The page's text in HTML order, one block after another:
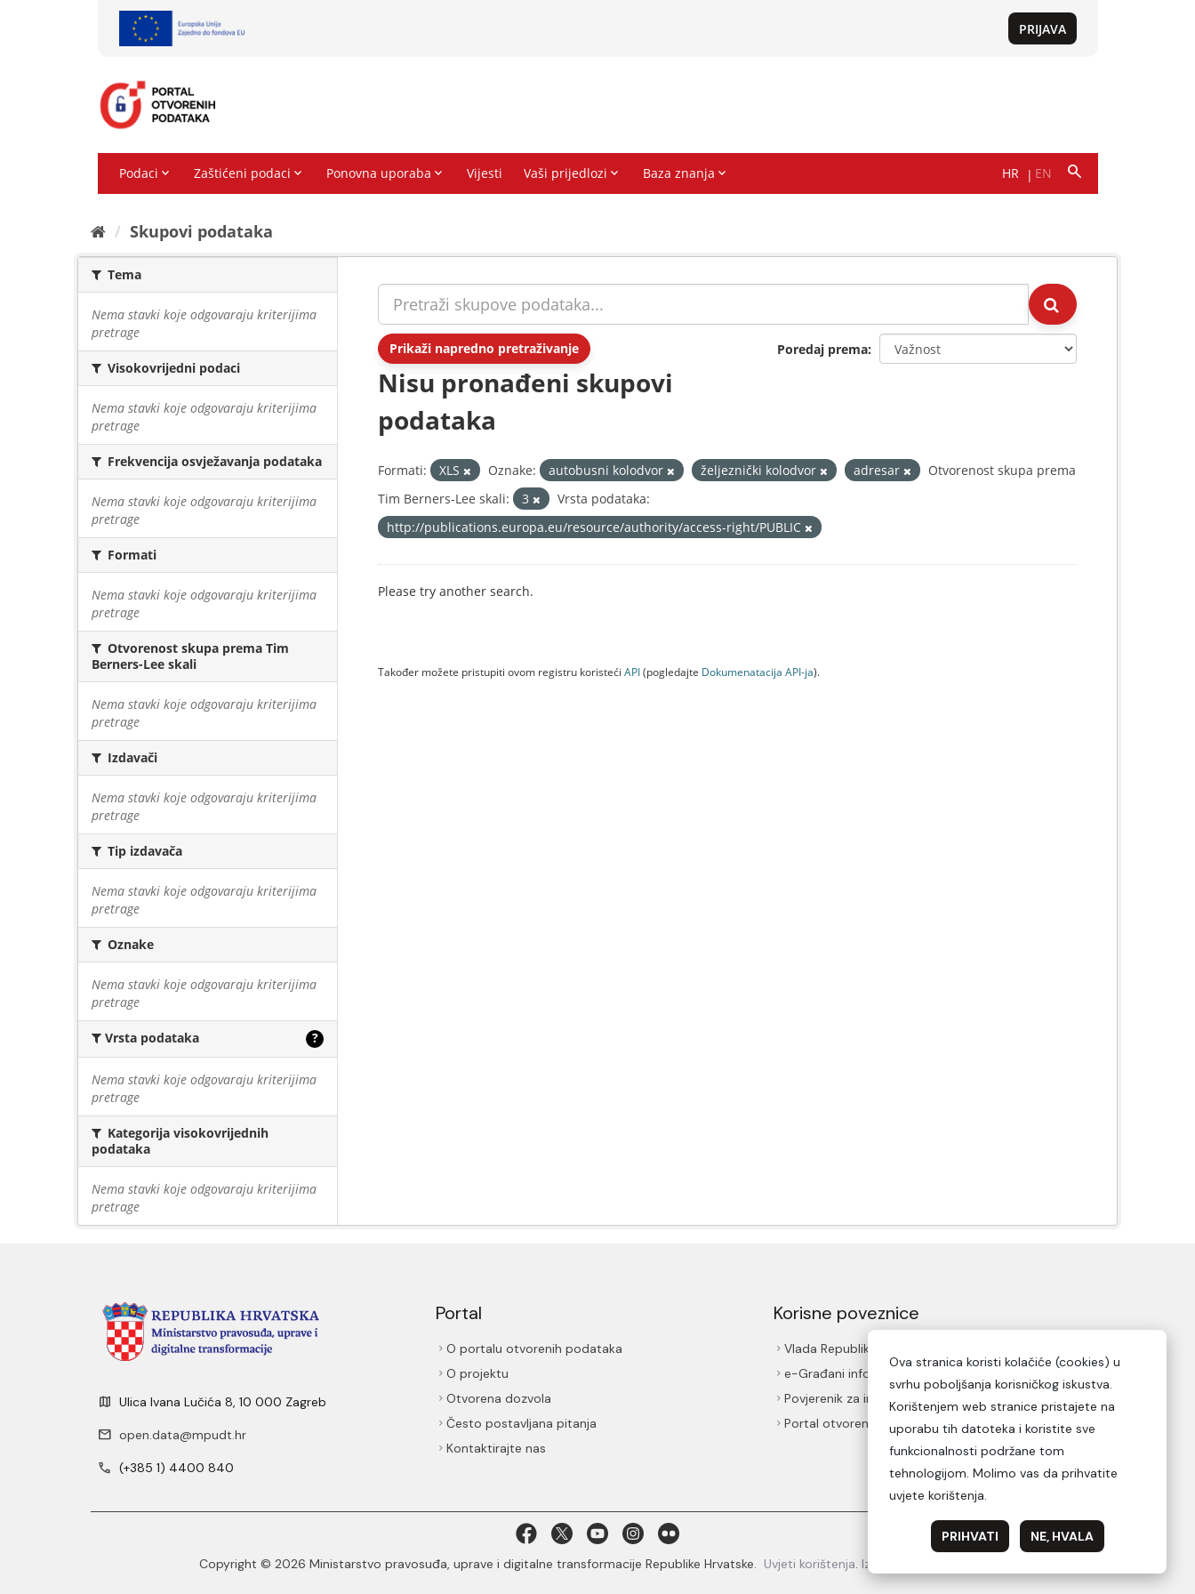
Skupovi podаtаkа
Tema
Nema stavki koje odgovaraju kriterijima
pretrage
Visokovrijedni podaci
Nema stavki koje odgovaraju kriterijima
pretrage
Frekvencija osvježavanja podataka
Nema stavki koje odgovaraju kriterijima
pretrage
Formati
Nema stavki koje odgovaraju kriterijima
pretrage
Otvorenost skupa prema Tim
Berners-Lee skali
Nema stavki koje odgovaraju kriterijima
pretrage
Izdavači
Nema stavki koje odgovaraju kriterijima
pretrage
Tip izdavača
Nema stavki koje odgovaraju kriterijima
pretrage
Oznake
Nema stavki koje odgovaraju kriterijima
pretrage
Vrsta podataka ?
Nema stavki koje odgovaraju kriterijima
pretrage
Kategorija visokovrijednih
podataka
Nema stavki koje odgovaraju kriterijima
pretrage
Prikaži napredno pretraživanje Poredaj prema
Nisu pronađeni skupovi
podataka
Formati: XLS Oznake: autobusni kolodvor željeznički kolodvor adresar
Otvorenost skupa prema
Tim Berners-Lee skali:
3
Vrsta podataka:
http://publications.europa.eu/resource/authority/access-right/PUBLIC
Please try another search.
Također možete pristupiti ovom registru koristeći API(pogledajte Dokumenаtаcijа API-jа).